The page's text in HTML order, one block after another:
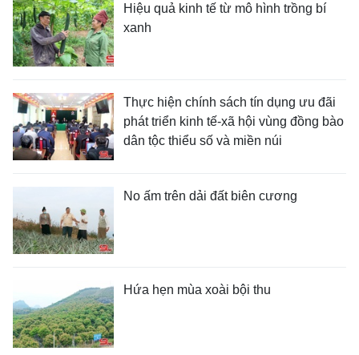
Hiệu quả kinh tế từ mô hình trồng bí
xanh
Thực hiện chính sách tín dụng ưu đãi
phát triển kinh tế-xã hội vùng đồng bào
dân tộc thiểu số và miền núi
No ấm trên dải đất biên cương
Hứa hẹn mùa xoài bội thu